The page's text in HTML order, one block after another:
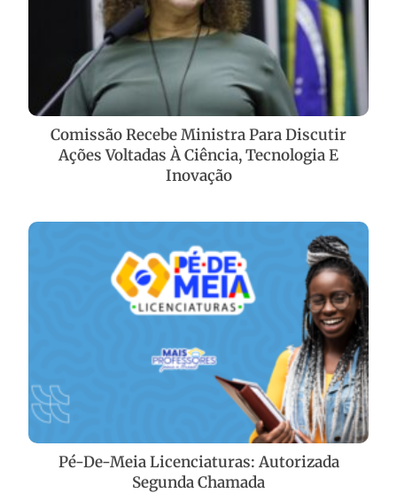
Comissão Recebe Ministra Para Discutir
Ações Voltadas À Ciência, Tecnologia E
Inovação
Pé-De-Meia Licenciaturas: Autorizada
Segunda Chamada